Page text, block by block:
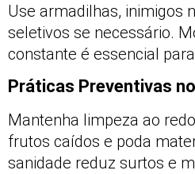
Use armadilhas, inimigos
seletivos se necessário.
constante é essencial para
Práticas Preventivas
Mantenha limpeza ao
frutos caídos e poda
sanidade reduz surtos e